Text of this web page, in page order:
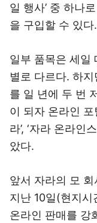
일 행사’ 중 하나
을 구입할 수 있다.
일부 품목은 세일
별로 다르다. 하
를 일 년에 두 번
이 되자 온라인
라’, ‘자라 온라인
았다.
앞서 자라의 모
지난 10일(현지시
온라인 판매를 강